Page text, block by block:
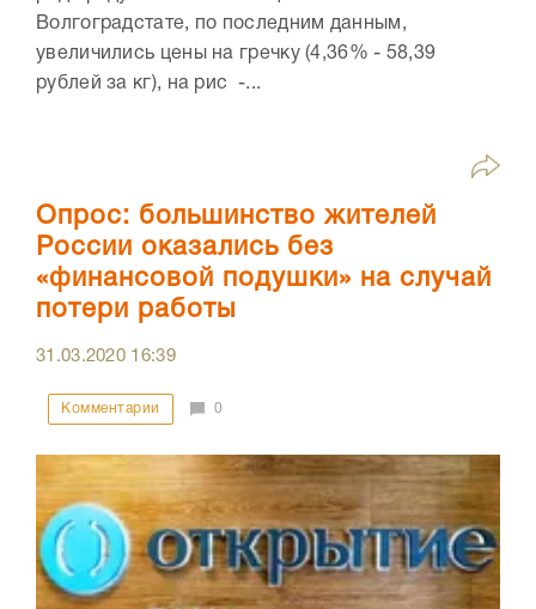
Волгоградстате, по последним данным,
увеличились цены на гречку (4,36% - 58,39
рублей за кг), на рис -...
Опрос: большинство жителей
России оказались без
«финансовой подушки» на случай
потери работы
31.03.2020 16:39
Комментарии 0